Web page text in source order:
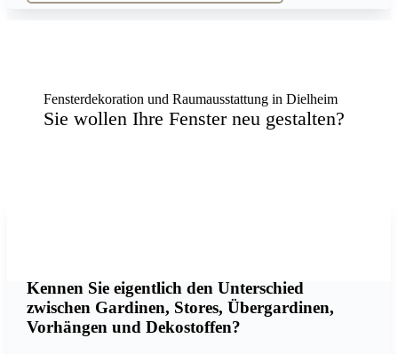
Fensterdekoration und Raumausstattung in Dielheim
Sie wollen Ihre Fenster neu gestalten?
Kennen Sie eigentlich den Unterschied
zwischen Gardinen, Stores, Übergardinen,
Vorhängen und Dekostoffen?